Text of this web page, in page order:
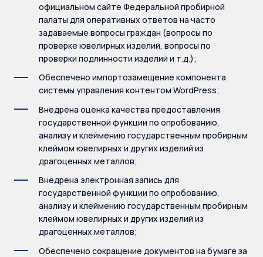
официальном сайте Федеральной пробирной
палаты для оперативных ответов на часто
задаваемые вопросы граждан (вопросы по
проверке ювелирных изделий, вопросы по
проверки подлинности изделий и т.д.);
Обеспечено импортозамещение компонента
системы управления контентом WordPress;
Внедрена оценка качества предоставления
государственной функции по опробованию,
анализу и клеймению государственным пробирным
клеймом ювелирных и других изделий из
драгоценных металлов;
Внедрена электронная запись для
государственной функции по опробованию,
анализу и клеймению государственным пробирным
клеймом ювелирных и других изделий из
драгоценных металлов;
Обеспечено сокращение документов на бумаге за